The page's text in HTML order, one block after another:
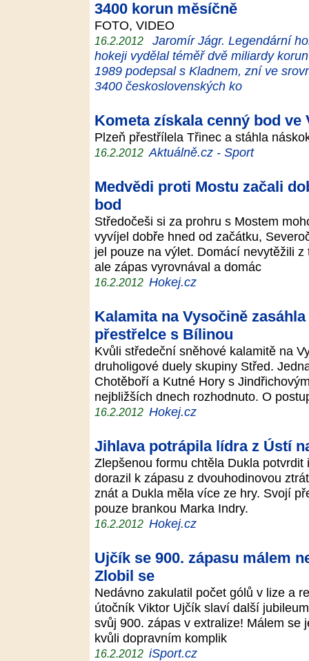
3400 korun měsíčně
FOTO, VIDEO
16.2.2012
Jaromír Jágr. Legendární
hokeji vydělal téměř dvě miliardy
1989 podepsal s Kladnem, zní ve
3400 československých ko
Kometa získala cenný bod
Plzeň přestřílela Třinec a stáhla
16.2.2012 Aktuálně.cz - Sport
Medvědi proti Mostu začali
bod
Středočeši si za prohru s Mostem
vyvíjel dobře hned od začátku,
jel pouze na výlet. Domácí nevytěžili
ale zápas vyrovnával a domác
16.2.2012 Hokej.cz
Kalamita na Vysočině
přestřelce s Bílinou
Kvůli středeční sněhové kalamitě na
druholigové duely skupiny Střed.
Chotěboří a Kutné Hory s
nejbližších dnech rozhodnuto. O
16.2.2012 Hokej.cz
Jihlava potrápila lídra z Ústí
Zlepšenou formu chtěla Dukla
dorazil k zápasu z dvouhodinovou
znát a Dukla měla více ze hry. Svojí
pouze brankou Marka Indry.
16.2.2012 Hokej.cz
Ujčík se 900. zápasu málem
Zlobil se
Nedávno zakulatil počet gólů v lize a
útočník Viktor Ujčík slaví další
svůj 900. zápas v extralize! Málem se
kvůli dopravním komplik
16.2.2012 iSport.cz